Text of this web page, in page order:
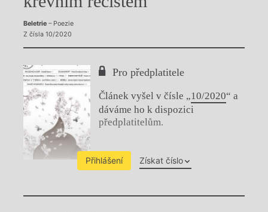
Beletrie– Poezie
Z čísla 10/2020
Pro předplatitele
Článek vyšel v čísle „10/2020“ a
dáváme ho k dispozici
předplatitelům.
Přihlášení Získat číslo
Chviličku.